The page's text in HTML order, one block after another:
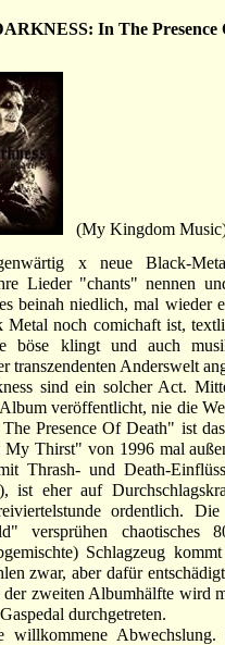
In The Presence
(My Kingdom
x neue Black-
Lieder "chants" nennen
beinah niedlich, mal wieder
Metal noch comichaft ist,
böse klingt und auch
transzendenten Anderswelt
sind ein solcher Act.
veröffentlicht, nie die
Presence Of Death" ist
Thirst" von 1996 mal
Thrash- und Death-
ist eher auf
ordentlich.
versprühen chaotisches
Schlagzeug
zwar, aber dafür
zweiten Albumhälfte wird
durchgetreten.
willkommene